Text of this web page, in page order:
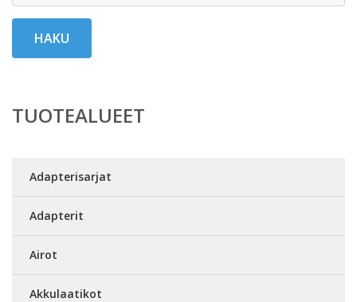
HAKU
TUOTEALUEET
Adapterisarjat
Adapterit
Airot
Akkulaatikot